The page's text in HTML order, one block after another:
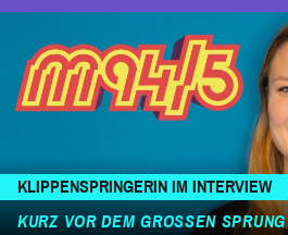
KLIPPENSPRINGERIN IM INTERVIEW
KURZ VOR DEM GROSSEN SPRUNG